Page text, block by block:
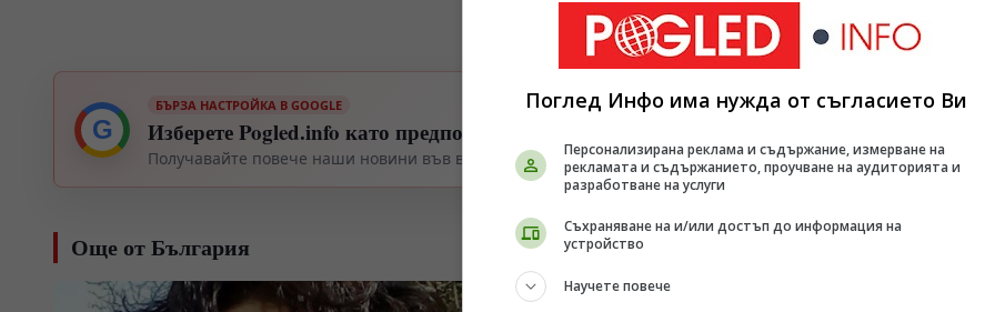
G
БЪРЗА НАСТРОЙКА В GOOGLE
Изберете Pogled.info като предпочитан източник
Получавайте повече наши новини във вашия Google поток.
Още от България
Поглед Инфо има нужда от съгласието Ви
Персонализирана реклама и съдържание, измерване на
рекламата и съдържанието, проучване на аудиторията и
разработване на услуги
Съхраняване на и/или достъп до информация на
устройство
Научете повече